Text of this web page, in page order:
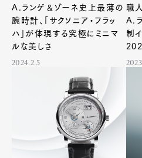
Pen Membership
Official Columnist
Pen Meet
Pen international
A.ランゲ＆ゾーネ史上最薄の
腕時計、「サクソニア・フラッ
ハ」が体現する究極にミニマ
ルな美しさ
2024.2.5
職
A.
制